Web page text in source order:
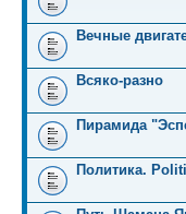
Вечные
Всяко-разно
Пирамида
Политика.